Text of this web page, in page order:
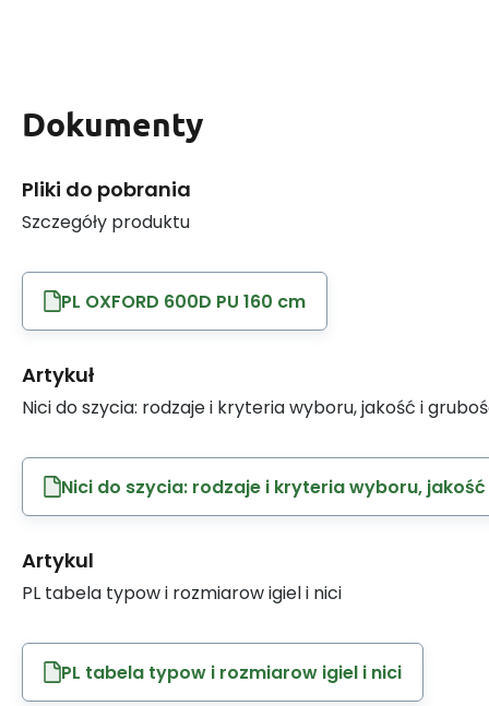
Dokumenty
Pliki do pobrania
Szczegóły produktu
PL OXFORD 600D PU 160 cm
Artykuł
Nici do szycia: rodzaje i kryteria wyboru, jakość i
Nici do szycia: rodzaje i kryteria wyboru,
Artykul
PL tabela typow i rozmiarow igiel i nici
PL tabela typow i rozmiarow igiel i nici